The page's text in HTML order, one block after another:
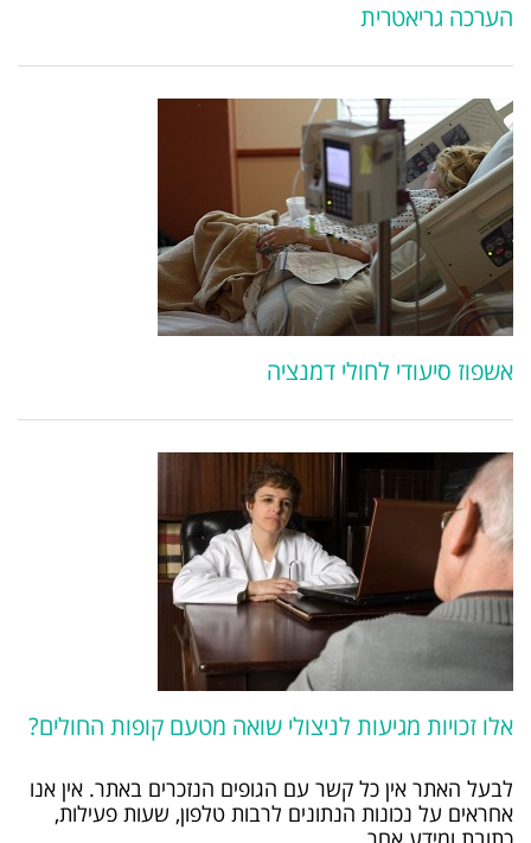
הערכה גריאטרית
אשפוז סיעודי לחולי דמנציה
אלו זכויות מגיעות לניצולי שואה מטעם קופות החולים?
לבעל האתר אין כל קשר עם הגופים הנזכרים באתר. אין אנו
אחראים על נכונות הנתונים לרבות טלפון, שעות פעילות,